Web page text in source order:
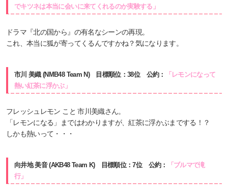
でキツネは本当に会いに来てくれるのか実験する」
ドラマ『北の国から』の有名なシーンの再現。
これ、本当に狐が寄ってくるんですかね？気になります。
市川 美織 (NMB48 Team N) 目標順位：38位 公約：
「レモンになって
熱い紅茶に浮かぶ」
フレッシュレモン こと 市川美織さん。
「レモンになる」まではわかりますが、紅茶に浮かぶまでする！？
しかも熱いって・・・
向井地 美音 (AKB48 Team K) 目標順位：7位 公約：
「ブルマで滝
行」